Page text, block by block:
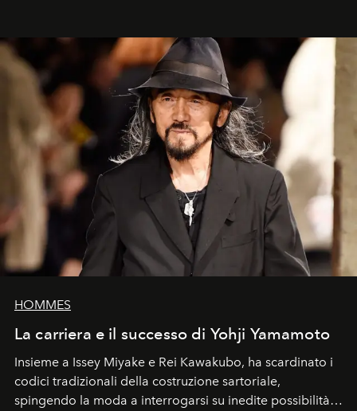
HOMMES
La carriera e il successo di Yohji Yamamoto
Insieme a Issey Miyake e Rei Kawakubo, ha scardinato i
codici tradizionali della costruzione sartoriale,
spingendo la moda a interrogarsi su inedite possibilità